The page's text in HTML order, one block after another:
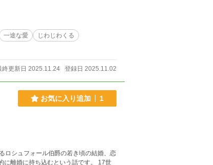
一途な愛
じわじわくる
終更新日 2025.11.24 登録日 2025.11.02
お気に入り追加 1
ロシュフォール伯爵の若き頃の結婚、恋